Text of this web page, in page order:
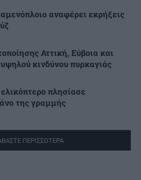
αναφέρει εκρήξεις
Αττική, Εύβοια και
κινδύνου πυρκαγιάς
πλησίασε
της γραμμής
ΠΕΡΙΣΣΟΤΕΡΑ